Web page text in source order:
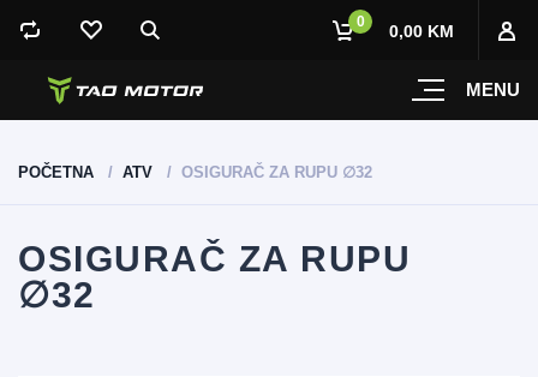
MENU
0 0,00 KM
POČETNA ATV OSIGURAČ ZA RUPU ∅32
OSIGURAČ ZA RUPU
∅32